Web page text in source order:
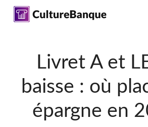
Skip
Livret A et
baisse : où
épargne en